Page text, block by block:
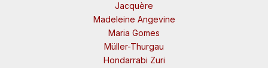
Jacquère
Madeleine Angevine
Maria Gomes
Müller-Thurgau
Hondarrabi Zuri